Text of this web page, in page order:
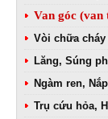
Van góc (van
Vòi chữa
Lăng, Súng
Ngàm ren,
Trụ cứu hỏa,